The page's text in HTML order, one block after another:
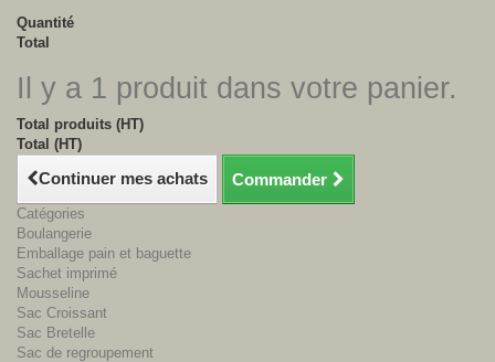
Quantité
Total
Il y a 1 produit dans votre panier.
Total produits (HT)
Total (HT)
Continuer mes achats Commander
Catégories
Boulangerie
Emballage pain et baguette
Sachet imprimé
Mousseline
Sac Croissant
Sac Bretelle
Sac de regroupement